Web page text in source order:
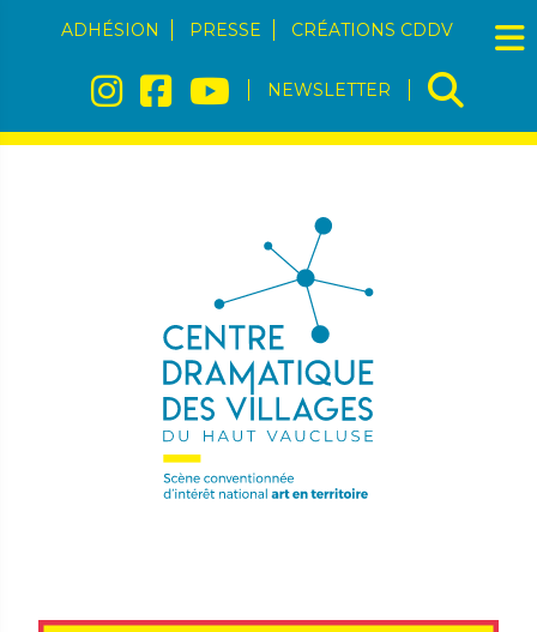
ADHÉSION PRESSE CRÉATIONS CDDV
NEWSLETTER